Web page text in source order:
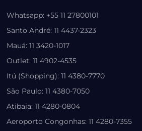
Whatsapp: +55 11 27800101
Santo André: 11 4437-2323
Mauá: 11 3420-1017
Outlet: 11 4902-4535
Itú (Shopping): 11 4380-7770
São Paulo: 11 4380-7050
Atibaia: 11 4280-0804
Aeroporto Congonhas: 11 4280-7355